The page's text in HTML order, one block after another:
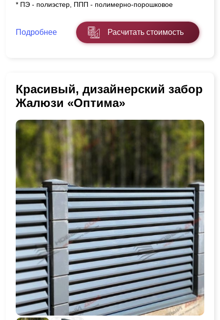
* ПЭ - полиэстер, ППП - полимерно-порошковое
Подробнее Расчитать стоимость
Красивый, дизайнерский забор
Жалюзи «Оптима»